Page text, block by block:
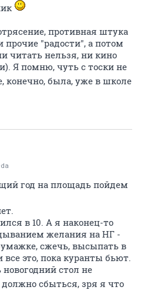
противная штука
"радости", а потом
читать нельзя, ни кино
Я помню, чуть с тоски не
конечно, была, уже в школе
год на площадь пойдем
в 10. А я наконец-то
желания на НГ -
сжечь, высыпать в
это, пока куранты бьют.
стол не
сбыться, зря я что